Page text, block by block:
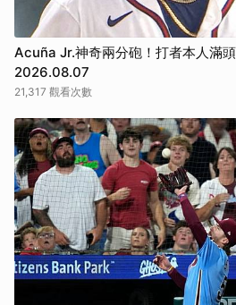
Acuña Jr.神奇兩分砲！打者本人滿頭
2026.08.07
21,317 觀看次數